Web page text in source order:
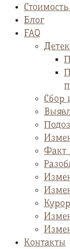
Блог
FAQ
Сбор
Факт
Контакты